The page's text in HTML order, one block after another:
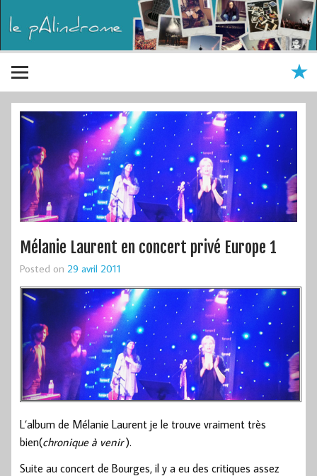
Mélanie Laurent en concert privé Europe 1
Posted on 29 avril 2011
L’album de Mélanie Laurent je le trouve vraiment très
bien(chronique à venir).
Suite au concert de Bourges, il y a eu des critiques assez